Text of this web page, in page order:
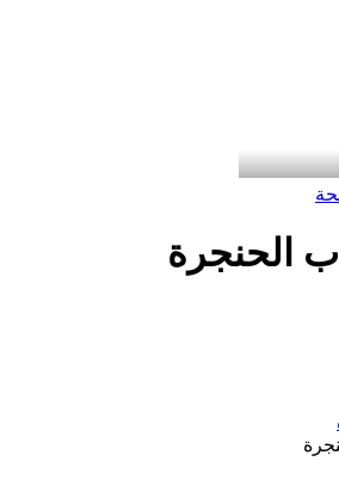
الحنجرة